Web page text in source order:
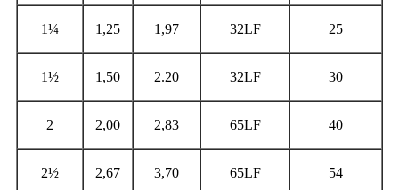
1¼ 1,25 1,97 32LF 25
1½ 1,50 2.20 32LF 30
2 2,00 2,83 65LF 40
2½ 2,67 3,70 65LF 54